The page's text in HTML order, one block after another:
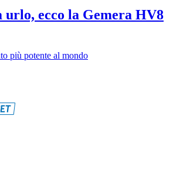
urlo, ecco la Gemera HV8
più potente al mondo